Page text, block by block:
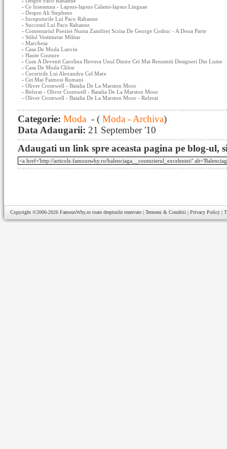
- Ce Inseamna - Lapsus-lapsus Calami-lapsus Linguae
- Despre Ali Stephens
- Inceputurile Lui Paco Rabanne
- Succesul Lui Paco Rabanne
- Comentariul Poeziei Nunta Zamfirei Scrisa De George Cosbuc - A Doua Parte
- Stilul Vestimetar Militar
- Marchesa
- Casa De Moda Lanvin
- Haute Couture
- Cum A Devenit Carolina Herrera Unul Dintre Cei Mai Renumiti Designeri Din Lume
- Casa De Moda Chloe
- Cuceririle Lui Alexandru Cel Mare
- Cei Mai Faimosi Romani
- Oliver Cromwell - Batalia De La Marston Moor
- Referat - Oliver Cromwell - Batalia De La Marston Moor
- Oliver Cromwell - Batalia De La Marston Moor - Referat
Categorie: Moda - ( Moda - Archiva)
Data Adaugarii: 21 September '10
Adaugati un link spre aceasta pagina pe blog-ul,
Copyright ©2006-2026 FamousWhy.ro toate drepturile rezervate | Termeni & Conditii | Privacy Policy |